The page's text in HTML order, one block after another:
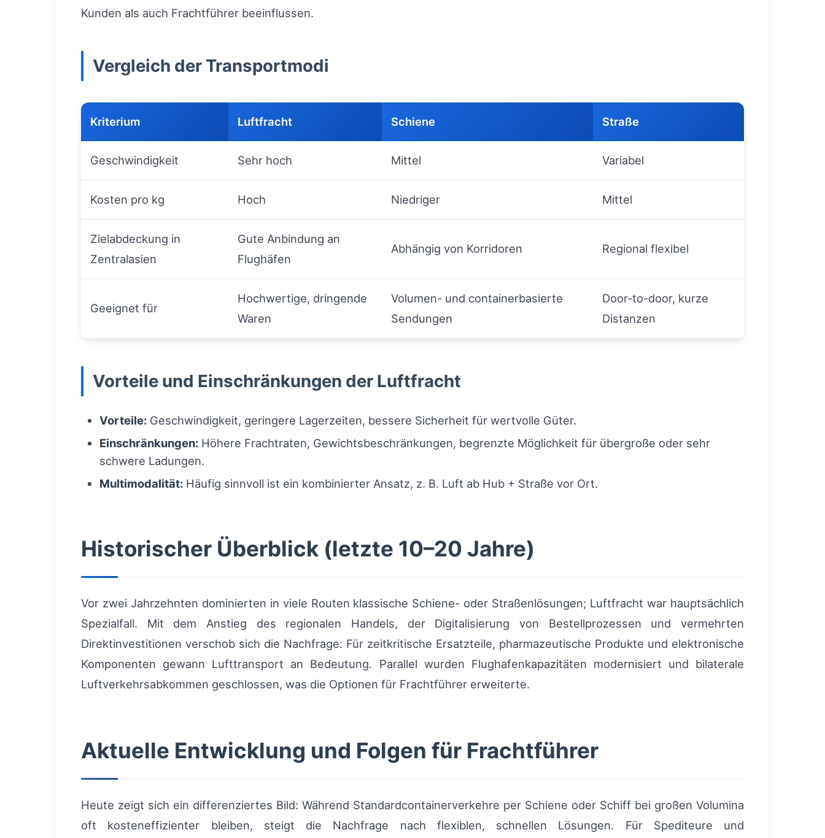
Kunden als auch Frachtführer beeinflussen.
Vergleich der Transportmodi
Kriterium Luftfracht Schiene Straße
Geschwindigkeit Sehr hoch Mittel Variabel
Kosten pro kg Hoch Niedriger Mittel
Zielabdeckung in
Zentralasien
Gute Anbindung an
Flughäfen
Abhängig von Korridoren Regional flexibel
Geeignet für
Hochwertige, dringende
Waren
Volumen- und containerbasierte
Sendungen
Door-to-door, kurze
Distanzen
Vorteile und Einschränkungen der Luftfracht
Vorteile: Geschwindigkeit, geringere Lagerzeiten, bessere Sicherheit für wertvolle Güter.
Einschränkungen: Höhere Frachtraten, Gewichtsbeschränkungen, begrenzte Möglichkeit für übergroße oder sehr
schwere Ladungen.
Multimodalität: Häufig sinnvoll ist ein kombinierter Ansatz, z. B. Luft ab Hub + Straße vor Ort.
Historischer Überblick (letzte 10–20 Jahre)
Vor zwei Jahrzehnten dominierten in viele Routen klassische Schiene- oder Straßenlösungen; Luftfracht war hauptsächlich
Spezialfall. Mit dem Anstieg des regionalen Handels, der Digitalisierung von Bestellprozessen und vermehrten
Direktinvestitionen verschob sich die Nachfrage: Für zeitkritische Ersatzteile, pharmazeutische Produkte und elektronische
Komponenten gewann Lufttransport an Bedeutung. Parallel wurden Flughafenkapazitäten modernisiert und bilaterale
Luftverkehrsabkommen geschlossen, was die Optionen für Frachtführer erweiterte.
Aktuelle Entwicklung und Folgen für Frachtführer
Heute zeigt sich ein differenziertes Bild: Während Standardcontainerverkehre per Schiene oder Schiff bei großen Volumina
oft kosteneffizienter bleiben, steigt die Nachfrage nach flexiblen, schnellen Lösungen. Für Spediteure und